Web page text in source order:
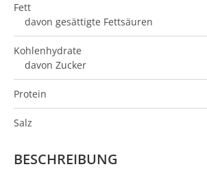
Fett
davon gesättigte Fettsäuren
Kohlenhydrate
davon Zucker
Protein
Salz
BESCHREIBUNG